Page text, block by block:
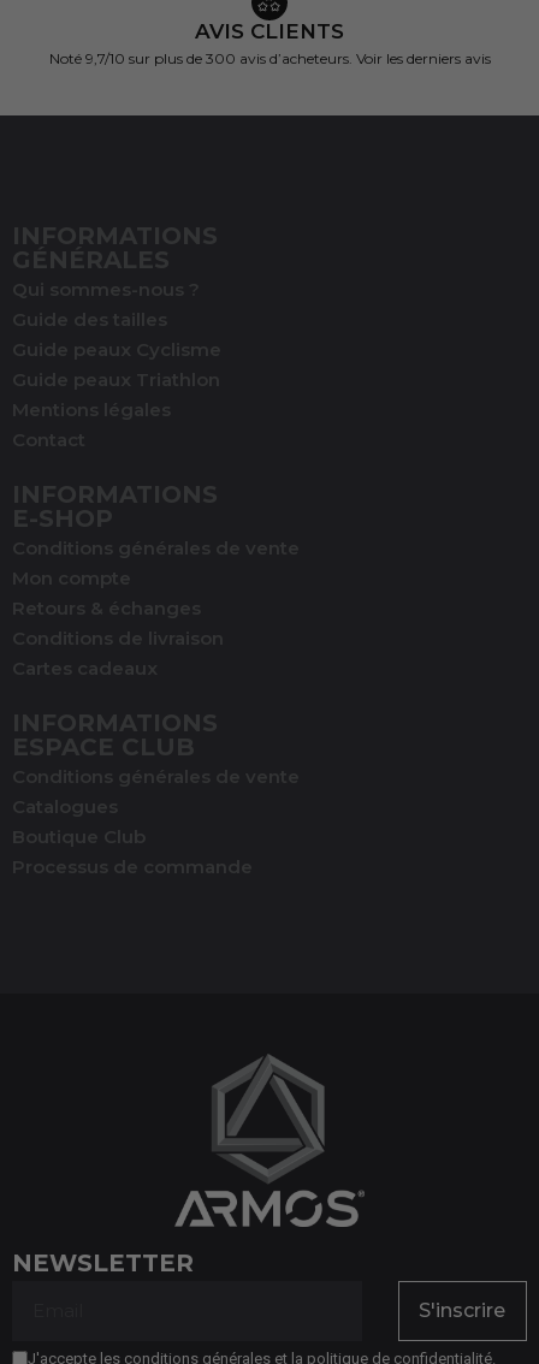
AVIS CLIENTS
Noté 9,7/10 sur plus de 300 avis d’acheteurs. Voir les derniers avis
INFORMATIONS
GÉNÉRALES
Qui sommes-nous ?
Guide des tailles
Guide peaux Cyclisme
Guide peaux Triathlon
Mentions légales
Contact
INFORMATIONS
E-SHOP
Conditions générales de vente
Mon compte
Retours & échanges
Conditions de livraison
Cartes cadeaux
INFORMATIONS
ESPACE CLUB
Conditions générales de vente
Catalogues
Boutique Club
Processus de commande
NEWSLETTER
S'inscrire
J'accepte les conditions générales et la politique de confidentialité.